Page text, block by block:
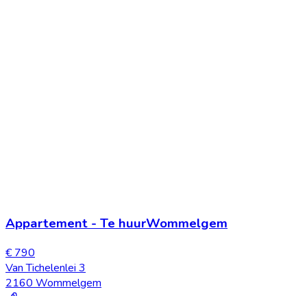
Appartement - Te huurWommelgem
€ 790
Van Tichelenlei 3
2160 Wommelgem